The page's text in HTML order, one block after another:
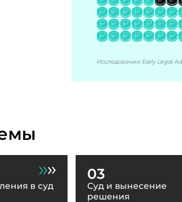
Исследовании Early Legal
в суд
03
Суд и вынесение
решения